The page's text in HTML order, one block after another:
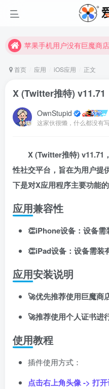
苹果手机用户没有巨魔商
苹果手机用户没有巨魔商
首页 应用 iOS应用 正文
X (Twitter推特) v11.71
OwnStupid
这家伙很懒，什么都没有写
X (Twitter推特) v11.71
性社交平台，旨在为用户提
下是对X应用程序主要功能的
应用兼容性
👏iPhone设备：设备需
👏iPad设备：设备需装
应用安装说明
🚀优先推荐使用巨魔商
🚀推荐使用个人证书进
使用教程
插件使用方式：
点击右上角头像 -> 打
扫码登录
使用其它方式登录或注册